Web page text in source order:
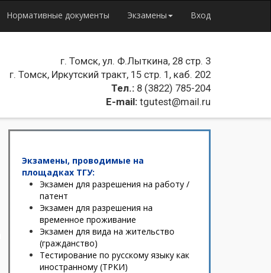
Нормативные документы Экзамены Вход
г. Томск, ул. Ф.Лыткина, 28 стр. 3
г. Томск, Иркутский тракт, 15 стр. 1, каб. 202
Тел.: 8 (3822) 785-204
E-mail: tgutest@mail.ru
Экзамены, проводимые на
площадках ТГУ:
Экзамен для разрешения на работу /
патент
Экзамен для разрешения на
временное проживание
Экзамен для вида на жительство
(гражданство)
Тестирование по русскому языку как
иностранному (ТРКИ)